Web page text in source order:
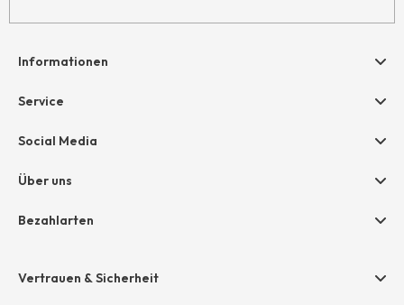
Informationen
Hilfe & Kontakt
Retoure
AGB
Datenschutz
Service
Geschenkgutscheine
Größentabelle
Social Media
Über uns
Unternehmen
Bezahlarten
Amazon Pay
Vertrauen & Sicherheit